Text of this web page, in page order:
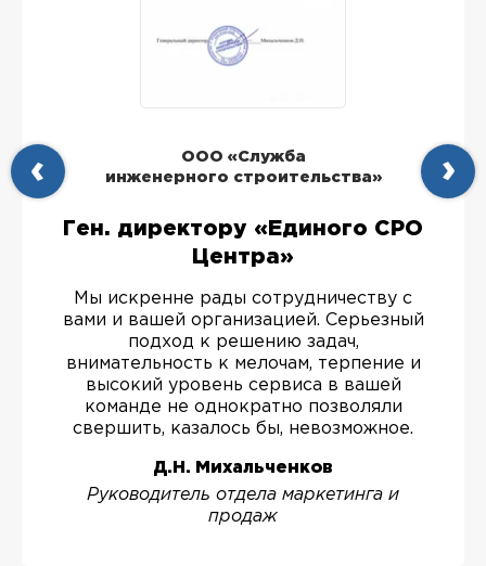
ООО «Служба
инженерного строительства»
Ген. директору «Единого СРО
Центра»
Мы искренне рады сотрудничеству с
вами и вашей организацией. Серьезный
подход к решению задач,
внимательность к мелочам, терпение и
высокий уровень сервиса в вашей
команде не однократно позволяли
свершить, казалось бы, невозможное.
Д.Н. Михальченков
Руководитель отдела маркетинга и
продаж